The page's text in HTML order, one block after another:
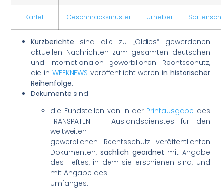
Kartell Geschmacksmuster Urheber
Kurzberichte sind alle zu „Oldies“ gewordenen
aktuellen Nachrichten zum gesamten deutschen
und internationalen gewerblichen Rechtsschutz,
die in WEEKNEWS veröffentlicht waren in historischer
Reihenfolge.
Dokumente sind
die Fundstellen von in der Printausgabe des
TRANSPATENT – Auslandsdienstes für den
weltweiten
gewerblichen Rechtsschutz veröffentlichten
Dokumenten, sachlich geordnet mit Angabe
des Heftes, in dem sie erschienen sind, und
mit Angabe des
Umfanges.